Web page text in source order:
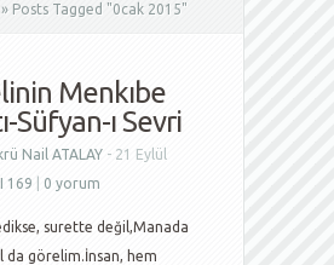
» Posts Tagged "0cak 2015"
Menkıbe
Süfyan-ı Sevri
Nail ATALAY - 21 Eylül
169 0 yorum
surette değil,Manada
da görelim.İnsan, hem